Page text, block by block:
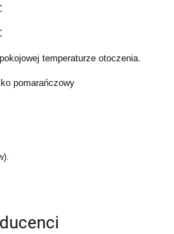
temperaturze otoczenia.
pomarańczowy